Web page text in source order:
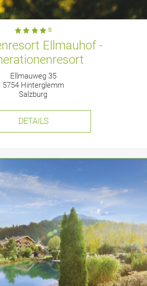
Ellmauhof -
Ellmauweg 35
5754 Hinterglemm
Salzburg
DETAILS